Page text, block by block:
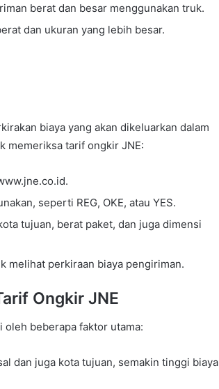
berat dan besar menggunakan truk.
dan ukuran yang lebih besar.
biaya yang akan dikeluarkan dalam
memeriksa tarif ongkir JNE:
seperti REG, OKE, atau YES.
tujuan, berat paket, dan juga dimensi
melihat perkiraan biaya pengiriman.
Ongkir JNE
beberapa faktor utama:
dan juga kota tujuan, semakin tinggi biaya